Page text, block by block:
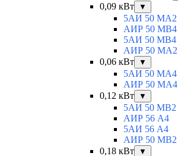
0,09 кВт ▼
5АИ 50 МА2
АИР 50 МВ4
5АИ 50 МB4
АИР 50 МА2
0,06 кВт
▼
5АИ 50 МА4
АИР 50 MA4
0,12 кВт
▼
5АИ 50 МB2
АИР 56 А4
5АИ 56 A4
АИР 50 МВ2
0,18 кВт
▼